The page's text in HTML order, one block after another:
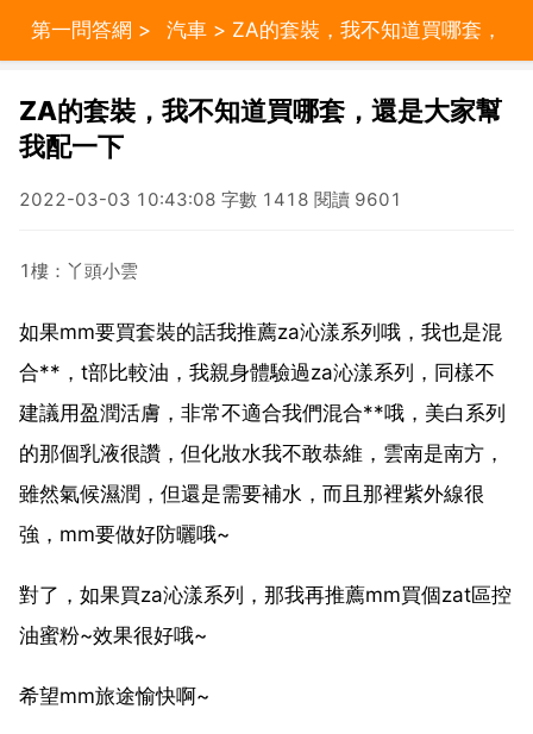
第一問答網 > 汽車 > ZA的套裝，我不知道買哪套，
ZA的套裝，我不知道買哪套，還是大家幫
我配一下
2022-03-03 10:43:08 字數 1418 閱讀 9601
1樓：丫頭小雲
如果mm要買套裝的話我推薦za沁漾系列哦，我也是混
合**，t部比較油，我親身體驗過za沁漾系列，同樣不
建議用盈潤活膚，非常不適合我們混合**哦，美白系列
的那個乳液很讚，但化妝水我不敢恭維，雲南是南方，
雖然氣候濕潤，但還是需要補水，而且那裡紫外線很
強，mm要做好防曬哦~
對了，如果買za沁漾系列，那我再推薦mm買個zat區控
油蜜粉~效果很好哦~
希望mm旅途愉快啊~